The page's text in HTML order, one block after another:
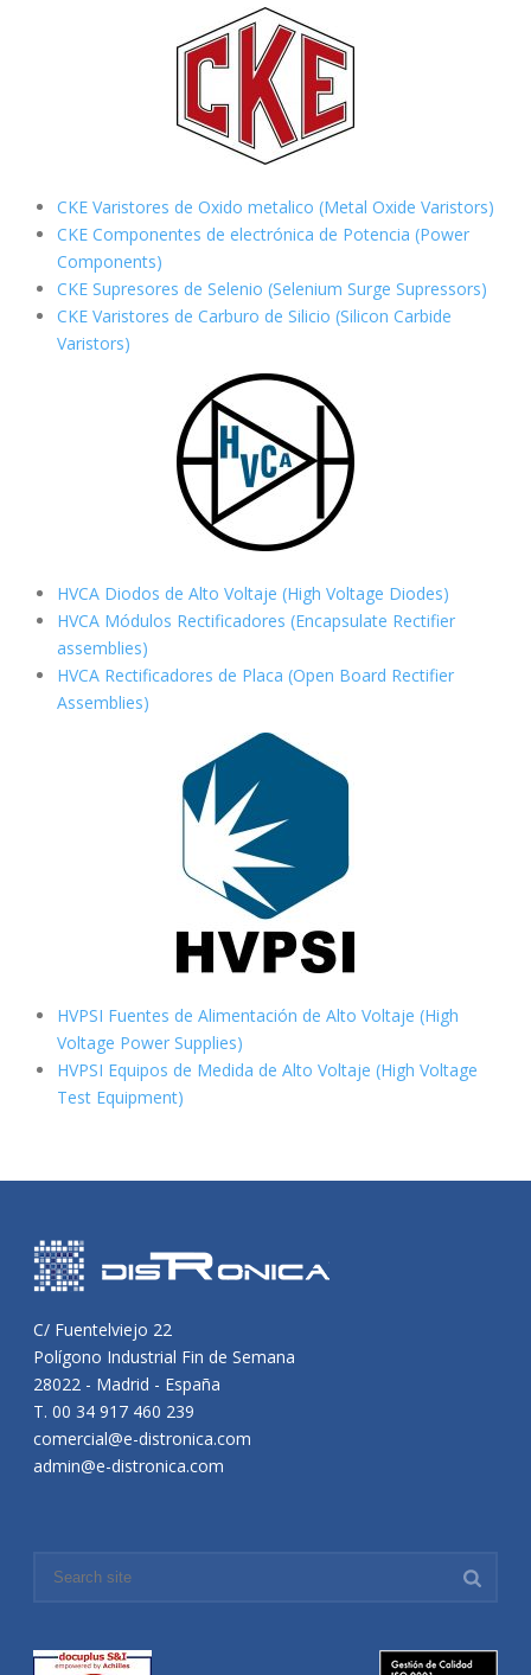
CKE Varistores de Oxido metalico (Metal Oxide Varistors)
CKE Componentes de electrónica de Potencia (Power
Components)
CKE Supresores de Selenio (Selenium Surge Supressors)
CKE Varistores de Carburo de Silicio (Silicon Carbide
Varistors)
HVCA Diodos de Alto Voltaje (High Voltage Diodes)
HVCA Módulos Rectificadores (Encapsulate Rectifier
assemblies)
HVCA Rectificadores de Placa (Open Board Rectifier
Assemblies)
HVPSI Fuentes de Alimentación de Alto Voltaje (High
Voltage Power Supplies)
HVPSI Equipos de Medida de Alto Voltaje (High Voltage
Test Equipment)
C/ Fuentelviejo 22
Polígono Industrial Fin de Semana
28022 - Madrid - España
T. 00 34 917 460 239
comercial@e-distronica.com
admin@e-distronica.com